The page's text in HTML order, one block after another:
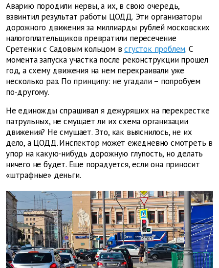
Аварию породили нервы, а их, в свою очередь,
взвинтил результат работы ЦОДД. Эти организаторы
дорожного движения за миллиарды рублей московских
налогоплательщиков превратили пересечение
Сретенки с Садовым кольцом в сгусток проблем. С
момента запуска участка после реконструкции прошел
год, а схему движения на нем перекраивали уже
несколько раз. По принципу: не угадали – попробуем
по-другому.
Не единожды спрашивал я дежурящих на перекрестке
патрульных, не смущает ли их схема организации
движения? Не смущает. Это, как выяснилось, не их
дело, а ЦОДД. Инспектор может ежедневно смотреть в
упор на какую-нибудь дорожную глупость, но делать
ничего не будет. Еще порадуется, если она приносит
«штрафные» деньги.